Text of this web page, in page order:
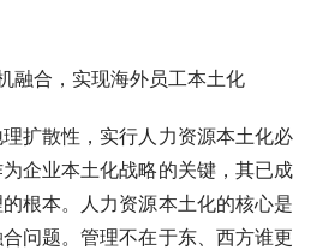
合，实现海外员工本土化
散性，实行人力资源本土化必
企业本土化战略的关键，其已成
根本。人力资源本土化的核心是
问题。管理不在于东、西方谁更